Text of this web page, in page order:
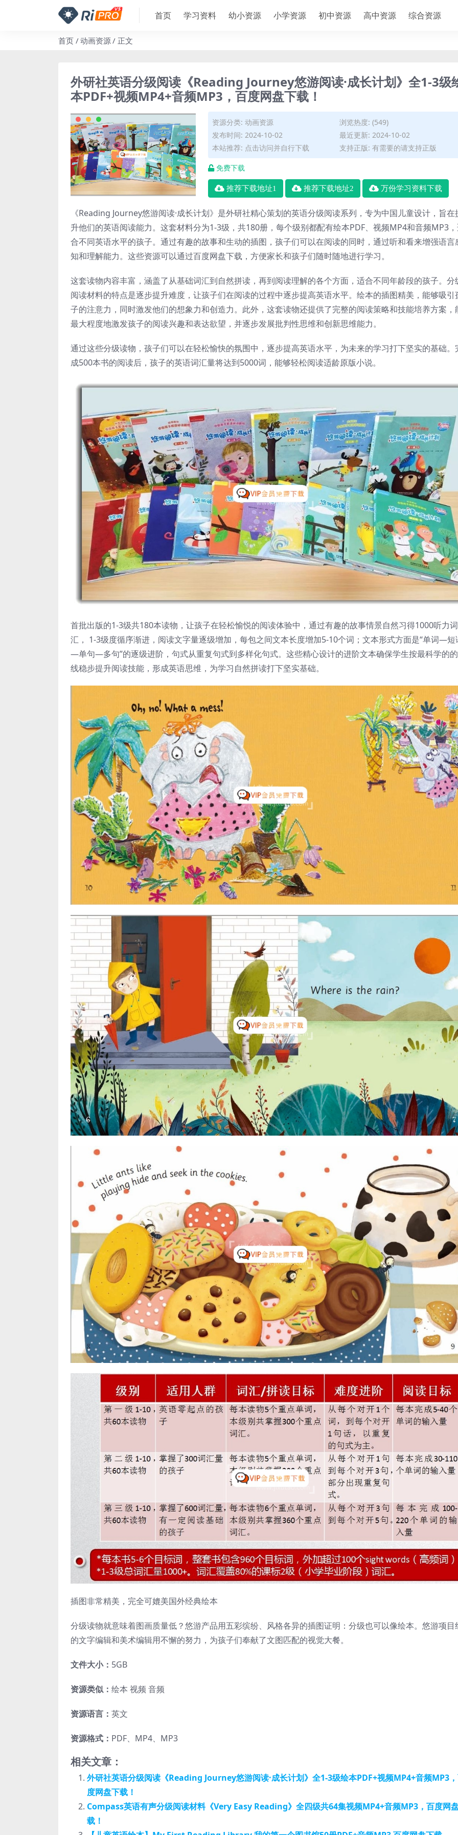
首页 学习资料 幼小资源 小学资源 初中资源 高中资源 综合资源
首页 动画资源 正文
外研社英语分级阅读《Reading Journey悠游阅读·成长计划》全1-3级
本PDF+视频MP4+音频MP3，百度网盘下载！
资源分类: 动画资源
浏览热度: (549)
发布时间: 2024-10-02
最近更新: 2024-10-02
本站推荐: 点击访问并自行下载
支持正版: 有需要的请支持正版
免费下载
推荐下载地址1 推荐下载地址2 万份学习资料下载
《Reading Journey悠游阅读·成长计划》是外研社精心策划的英语分级阅读系列，专为中国儿童设计，旨在
升他们的英语阅读能力。这套材料分为1-3级，共180册，每个级别都配有绘本PDF、视频MP4和音频MP3
合不同英语水平的孩子。通过有趣的故事和生动的插图，孩子们可以在阅读的同时，通过听和看来增强语言
知和理解能力。这些资源可以通过百度网盘下载，方便家长和孩子们随时随地进行学习。
这套读物内容丰富，涵盖了从基础词汇到自然拼读，再到阅读理解的各个方面，适合不同年龄段的孩子。分
阅读材料的特点是逐步提升难度，让孩子们在阅读的过程中逐步提高英语水平。绘本的插图精美，能够吸引
子的注意力，同时激发他们的想象力和创造力。此外，这套读物还提供了完整的阅读策略和技能培养方案，
最大程度地激发孩子的阅读兴趣和表达欲望，并逐步发展批判性思维和创新思维能力。
通过这些分级读物，孩子们可以在轻松愉快的氛围中，逐步提高英语水平，为未来的学习打下坚实的基础。
成500本书的阅读后，孩子的英语词汇量将达到5000词，能够轻松阅读适龄原版小说。
首批出版的1-3级共180本读物，让孩子在轻松愉悦的阅读体验中，通过有趣的故事情景自然习得1000听力词
汇， 1-3级度循序渐进，阅读文字量逐级增加，每包之间文本长度增加5-10个词；文本形式方面是“单词—短
—单句—多句”的逐级进阶，句式从重复句式到多样化句式。这些精心设计的进阶文本确保学生按最科学的
线稳步提升阅读技能，形成英语思维，为学习自然拼读打下坚实基础。
插图非常精美，完全可媲美国外经典绘本
分级读物就意味着图画质量低？悠游产品用五彩缤纷、风格各异的插图证明：分级也可以像绘本。悠游项目
的文字编辑和美术编辑用不懈的努力，为孩子们奉献了文图匹配的视觉大餐。
文件大小： 5GB
资源类似： 绘本 视频 音频
资源语言： 英文
资源格式： PDF、MP4、MP3
相关文章：
外研社英语分级阅读《Reading Journey悠游阅读·成长计划》全1-3级绘本PDF+视频MP4+音频MP3
度网盘下载！
Compass英语有声分级阅读材料《Very Easy Reading》全四级共64集视频MP4+音频MP3，百度网
载！